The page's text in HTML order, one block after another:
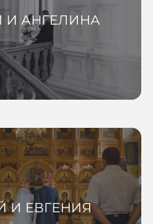
И АНГЕЛИНА
И ЕВГЕНИЯ